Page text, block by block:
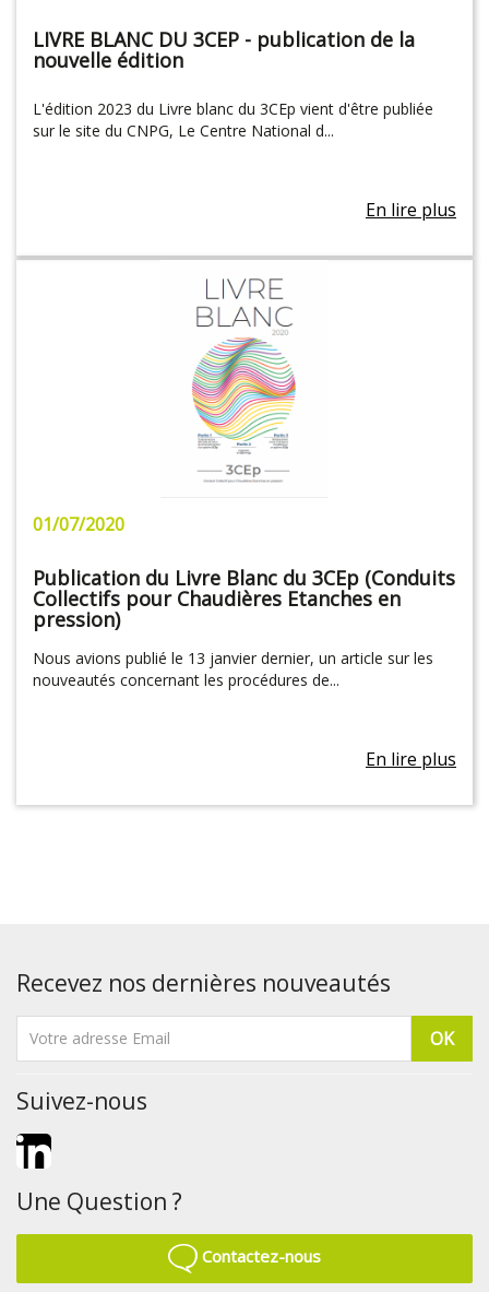
LIVRE BLANC DU 3CEP - publication de la
nouvelle édition
L'édition 2023 du Livre blanc du 3CEp vient d'être publiée
sur le site du CNPG, Le Centre National d...
En lire plus
01/07/2020
Publication du Livre Blanc du 3CEp (Conduits
Collectifs pour Chaudières Etanches en
pression)
Nous avions publié le 13 janvier dernier, un article sur les
nouveautés concernant les procédures de...
En lire plus
Recevez nos dernières nouveautés
Suivez-nous
Une Question ?
Contactez-nous